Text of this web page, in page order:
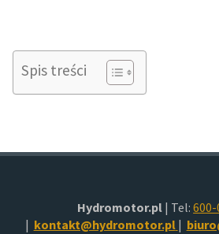
Spis treści
Hydromotor.pl | Tel:
| kontakt@hydromotor.pl |